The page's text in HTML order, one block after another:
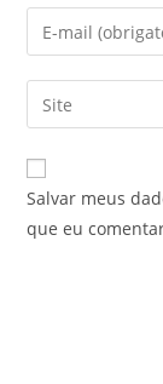
Salvar meus
que eu